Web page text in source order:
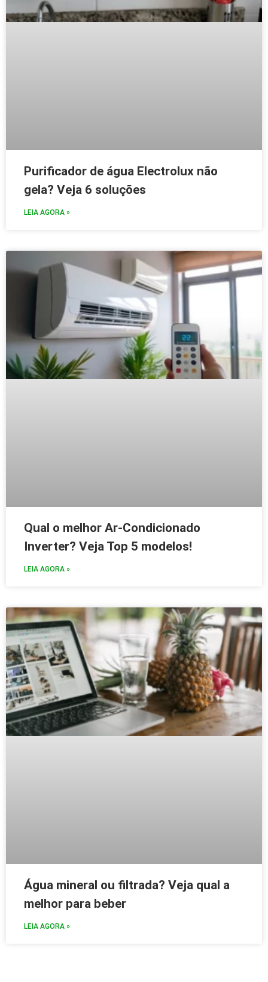
Purificador de água Electrolux não
gela? Veja 6 soluções
LEIA AGORA »
Qual o melhor Ar-Condicionado
Inverter? Veja Top 5 modelos!
LEIA AGORA »
Água mineral ou filtrada? Veja qual a
melhor para beber
LEIA AGORA »